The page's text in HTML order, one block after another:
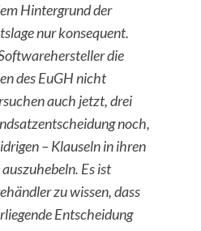
Hintergrund der
nur konsequent.
die
des EuGH nicht
auch jetzt, drei
noch,
– Klauseln in ihren
Es ist
zu wissen, dass
Entscheidung